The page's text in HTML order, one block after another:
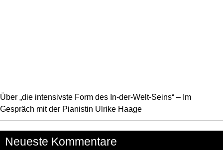
Über „die intensivste Form des In-der-Welt-Seins“ – Im
Gespräch mit der Pianistin Ulrike Haage
Neueste Kommentare